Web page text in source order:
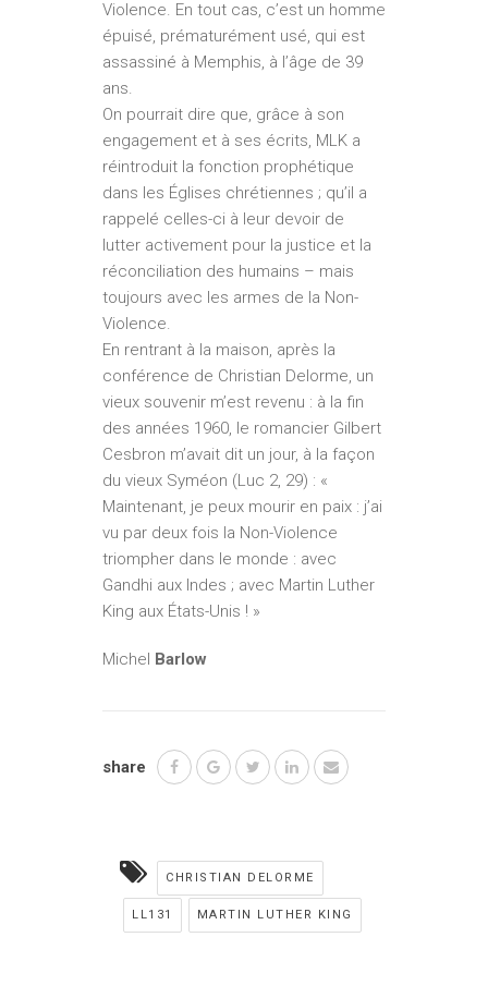
Violence. En tout cas, c’est un homme
épuisé, prématurément usé, qui est
assassiné à Memphis, à l’âge de 39
ans.
On pourrait dire que, grâce à son
engagement et à ses écrits, MLK a
réintroduit la fonction prophétique
dans les Églises chrétiennes ; qu’il a
rappelé celles-ci à leur devoir de
lutter activement pour la justice et la
réconciliation des humains – mais
toujours avec les armes de la Non-
Violence.
En rentrant à la maison, après la
conférence de Christian Delorme, un
vieux souvenir m’est revenu : à la fin
des années 1960, le romancier Gilbert
Cesbron m’avait dit un jour, à la façon
du vieux Syméon (Luc 2, 29) : «
Maintenant, je peux mourir en paix : j’ai
vu par deux fois la Non-Violence
triompher dans le monde : avec
Gandhi aux Indes ; avec Martin Luther
King aux États-Unis ! »
Michel Barlow
share
CHRISTIAN DELORME
LL131 MARTIN LUTHER KING